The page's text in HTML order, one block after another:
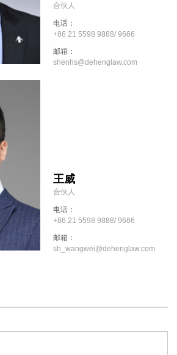
合伙人
电话：
+86 21 5598 9888/ 9666
邮箱：
shenhs@dehenglaw.com
王威
合伙人
电话：
+86 21 5598 9888/ 9666
邮箱：
sh_wangwei@dehenglaw.com